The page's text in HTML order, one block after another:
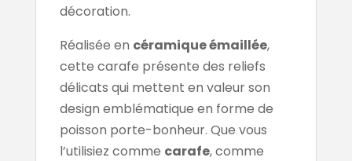
décoration.
Réalisée en céramique émaillée,
cette carafe présente des reliefs
délicats qui mettent en valeur son
design emblématique en forme de
poisson porte-bonheur. Que vous
l’utilisiez comme carafe, comme